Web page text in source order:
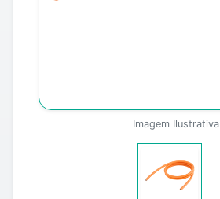
Imagem Ilustrativa